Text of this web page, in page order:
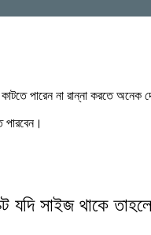
পারেন না রান্না করতে অনেক
যদি সাইজ থাকে